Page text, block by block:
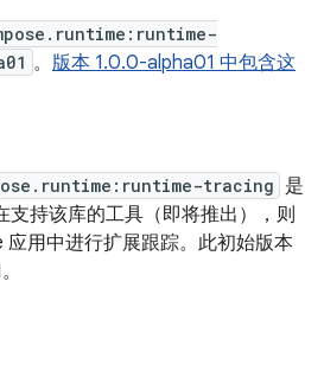
。 版本 1.0.0-alpha01 中包含这
tracing 是
支持该库的工具（即将推出），则
应用中进行扩展跟踪。此初始版本